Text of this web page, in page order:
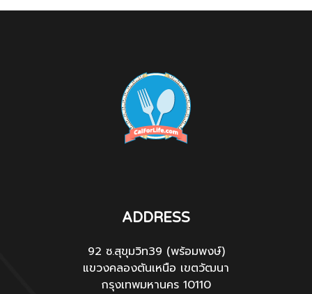
ADDRESS
92 ซ.สุขุมวิท39 (พร้อมพงษ์)
แขวงคลองตันเหนือ เขตวัฒนา
กรุงเทพมหานคร 10110